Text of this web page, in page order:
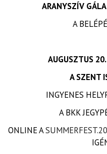
ARANYSZÍV
A
AUGUSZTUS
A SZENT
INGYENES
A BKK
ONLINE A